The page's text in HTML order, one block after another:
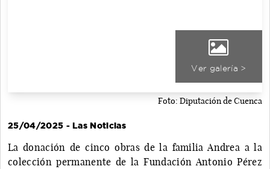
Ver galería >
Foto: Diputación de Cuenca
25/04/2025 - Las Noticias
La donación de cinco obras de la familia Andrea a la
colección permanente de la Fundación Antonio Pérez